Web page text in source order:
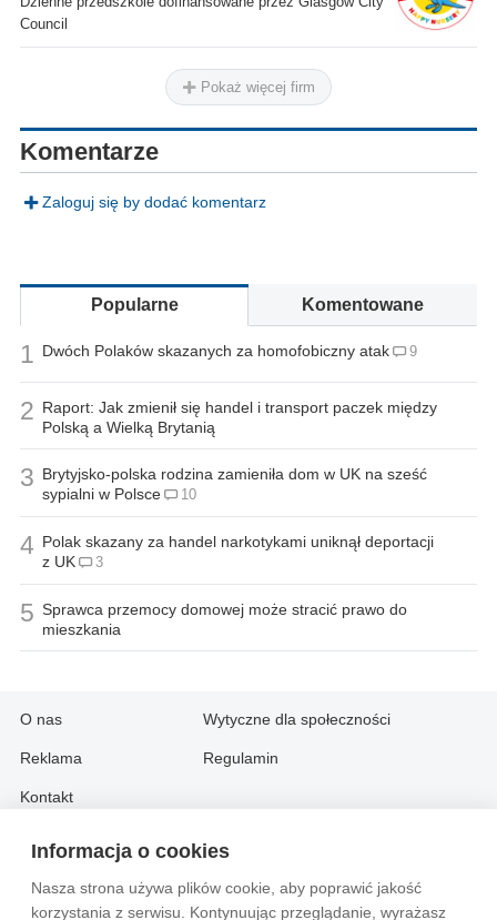
Informacja o cookies
Nasza strona używa plików cookie, aby poprawić jakość
korzystania z serwisu. Kontynuując przeglądanie, wyrażasz
Council
Pokaż więcej firm
Komentarze
Zaloguj się by dodać komentarz
Popularne Komentowane
1 Dwóch Polaków skazanych za homofobiczny atak 9
2 Raport: Jak zmienił się handel i transport paczek między
Polską a Wielką Brytanią
3 Brytyjsko-polska rodzina zamieniła dom w UK na sześć
sypialni w Polsce
10
4 Polak skazany za handel narkotykami uniknął deportacji
z UK
3
5 Sprawca przemocy domowej może stracić prawo do
mieszkania
O nas
Reklama
Kontakt
Wytyczne dla społeczności
Regulamin
Information in English:
About Contact